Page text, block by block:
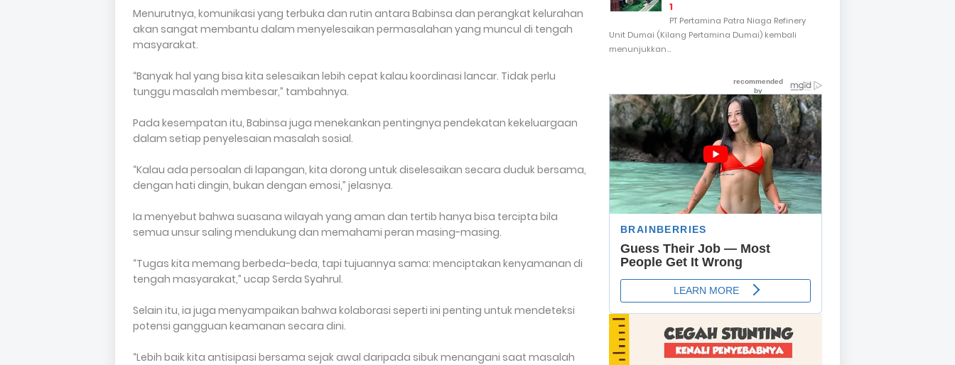
Menurutnya, komunikasi yang terbuka dan rutin antara Babinsa dan perangkat kelurahan
akan sangat membantu dalam menyelesaikan permasalahan yang muncul di tengah
masyarakat.
“Banyak hal yang bisa kita selesaikan lebih cepat kalau koordinasi lancar. Tidak perlu
tunggu masalah membesar,” tambahnya.
Pada kesempatan itu, Babinsa juga menekankan pentingnya pendekatan kekeluargaan
dalam setiap penyelesaian masalah sosial.
“Kalau ada persoalan di lapangan, kita dorong untuk diselesaikan secara duduk bersama,
dengan hati dingin, bukan dengan emosi,” jelasnya.
Ia menyebut bahwa suasana wilayah yang aman dan tertib hanya bisa tercipta bila
semua unsur saling mendukung dan memahami peran masing-masing.
“Tugas kita memang berbeda-beda, tapi tujuannya sama: menciptakan kenyamanan di
tengah masyarakat,” ucap Serda Syahrul.
Selain itu, ia juga menyampaikan bahwa kolaborasi seperti ini penting untuk mendeteksi
potensi gangguan keamanan secara dini.
“Lebih baik kita antisipasi bersama sejak awal daripada sibuk menangani saat masalah
1
PT Pertamina Patra Niaga Refinery
Unit Dumai (Kilang Pertamina Dumai) kembali
menunjukkan...